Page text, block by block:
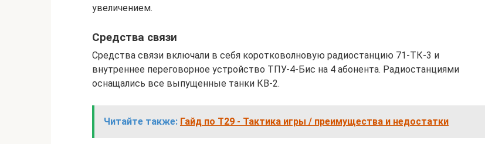
увеличением.
Средства связи
Средства связи включали в себя коротковолновую радиостанцию 71-ТК-3 и
внутреннее переговорное устройство ТПУ-4-Бис на 4 абонента. Радиостанциями
оснащались все выпущенные танки КВ-2.
Читайте также: Гайд по Т29 - Тактика игры / преимущества и недостатки